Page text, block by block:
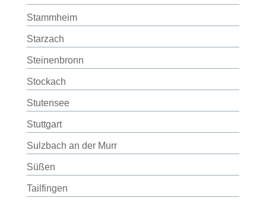
Stammheim
Starzach
Steinenbronn
Stockach
Stutensee
Stuttgart
Sulzbach an der Murr
Süßen
Tailfingen